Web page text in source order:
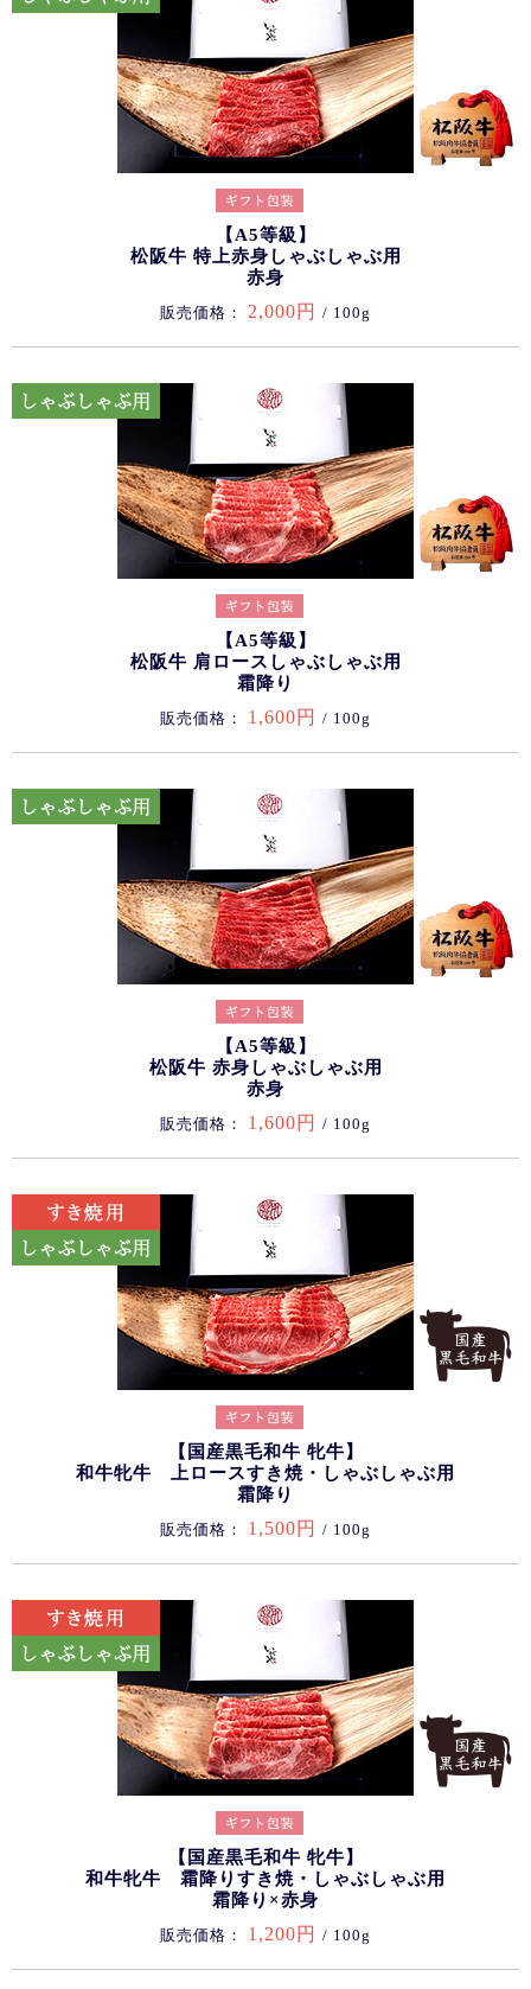
【A5等級】
松阪牛 特上赤身しゃぶしゃぶ用
赤身
販売価格： 2,000円 / 100g
【A5等級】
松阪牛 肩ロースしゃぶしゃぶ用
霜降り
販売価格： 1,600円 / 100g
【A5等級】
松阪牛 赤身しゃぶしゃぶ用
赤身
販売価格： 1,600円 / 100g
【国産黒毛和牛 牝牛】
和牛牝牛 上ロースすき焼・しゃぶしゃぶ用
霜降り
販売価格： 1,500円 / 100g
【国産黒毛和牛 牝牛】
和牛牝牛 霜降りすき焼・しゃぶしゃぶ用
霜降り×赤身
販売価格： 1,200円 / 100g